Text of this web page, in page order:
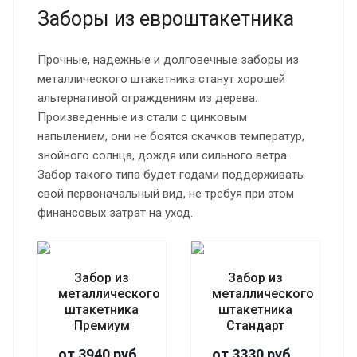
Заборы из евроштакетника
Прочные, надежные и долговечные заборы из
металлического штакетника станут хорошей
альтернативой ограждениям из дерева.
Произведенные из стали с цинковым
напылением, они не боятся скачков температур,
знойного солнца, дождя или сильного ветра.
Забор такого типа будет годами поддерживать
свой первоначальный вид, не требуя при этом
финансовых затрат на уход.
Забор из
металлического
штакетника
Премиум
Забор из
металлического
штакетника
Стандарт